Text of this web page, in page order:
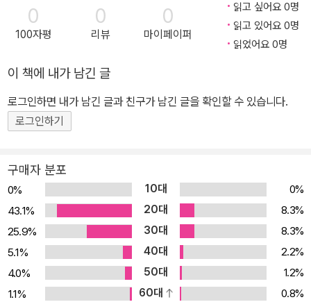
휘, 구문, 문법 복습용 워크북 제공 모의고사에 출제된 문항을 이용해
어휘, 구문, 문법 세 파트를 모두 복습할 수 있도록 워크북을 제공합니
있도록 했습니다. 또한 출제된 지문들 중 해석하기가 어려운 문장들
에 대한 구문 분석을 제공하여 핵심 구문 패턴을 정리했습니다. 그리
고 출제 가능성이 높은 문법 포인트를 담은 주요 문법 선택지 및 변형
선택지를 풀 수 있는 O/X 문제를 제공합니다. 실전 동형 모의고사 하
수 있습니다. 3. 풍부하고 상세한 해설지 및 OMR 카드 제공 최소시
간 x 최대효과의 모토를 해설지에도 담았습니다. 수험생들의 번거로
움을 덜고자 해설지에 지문을 수록하여 복습을 용이하게 하였고, 빠
른 정답을 제공하여 정답 확인 시간을 최소화하였습니다. 혼자서도
학습할 수 있도록 정답은 물론 오답에 대한 상세한 해설까지 담았으
며, 지문에 나온 핵심 어휘도 정리하였습니다. 또한 OMR 카드를 제
공하여 수험생들이 최대한 실전 감각을 익힐 수 있도록 하였습니다.
0
100자평
0
리뷰
0
마이페이퍼
읽고 싶어요 0명
읽고 있어요 0명
읽었어요 0명
이 책에 내가 남긴 글
로그인하면 내가 남긴 글과 친구가 남긴 글을 확인할 수 있습니다.
로그인하기
구매자 분포
0% 10대
0%
43.1%
20대
8.3%
25.9%
30대
8.3%
5.1%
40대
2.2%
4.0%
50대
1.2%
1.1%
60대
0.8%